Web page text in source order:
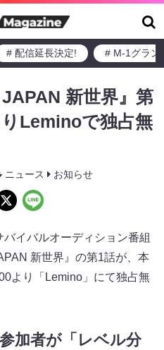
# 配信延長決定! # M-1グラン
JAPAN 新世界』第
Leminoで独占無
ニュース お知らせ
イバルオーディション番組
新世界』の第1話が、本
より「Lemino」にて独占無
加者が「レベル分